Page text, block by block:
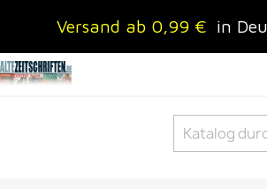
Versand ab 0,99 € in